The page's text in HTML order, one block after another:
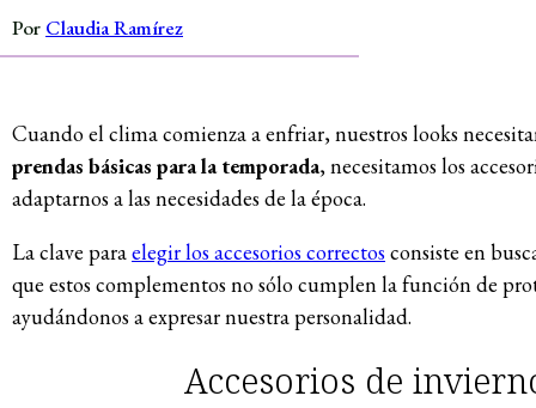
Por Claudia Ramírez
Cuando el clima comienza a enfriar, nuestros looks
prendas básicas para la temporada, necesitamos los
adaptarnos a las necesidades de la época.
La clave paraelegir los accesorios correctos consiste en
que estos complementos no sólo cumplen la función de
ayudándonos a expresar nuestra personalidad.
Accesorios de